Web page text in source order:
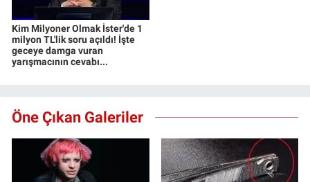
Kim Milyoner Olmak İster'de 1
milyon TL'lik soru açıldı! İşte
geceye damga vuran
yarışmacının cevabı...
Öne Çıkan Galeriler